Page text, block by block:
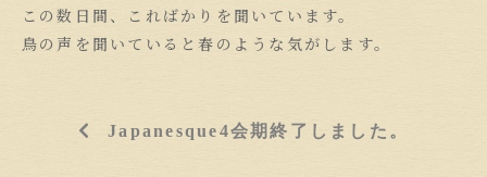
この数日間、こればかりを聞いています。
鳥の声を聞いていると春のような気がします。
Japanesque4会期終了しました。